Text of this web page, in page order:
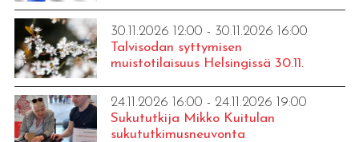
30.11.2026 12:00 - 30.11.2026 16:00
Talvisodan syttymisen
muistotilaisuus Helsingissä 30.11.
24.11.2026 16:00 - 24.11.2026 19:00
Sukututkija Mikko Kuitulan
sukututkimusneuvonta